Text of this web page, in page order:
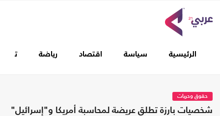
الرئيسية سياسة اقتصاد رياضة
حقوق وحريات
شخصيات بارزة تطلق عريضة لمحاسبة أمريكا و"إسرائيل"